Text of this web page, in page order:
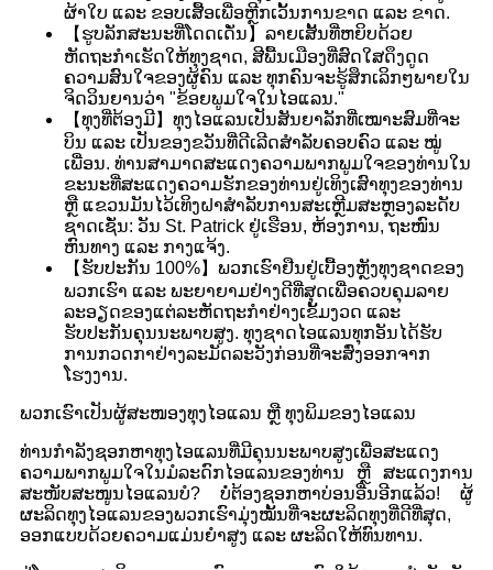
ຜ້າໃບ ແລະ ຂອບເສື້ອເພື່ອຫຼີກເວັ້ນການຂາດ ແລະ ຂາດ.
【ຮູບລັກສະນະທີ່ໂດດເດັ່ນ】ລາຍເສັ້ນທີ່ຫຍິບດ້ວຍ
ຫັດຖະກຳເຮັດໃຫ້ທຸງຊາດ, ສີພື້ນເມືອງທີ່ສົດໃສດຶງດູດ
ຄວາມສົນໃຈຂອງຜູ້ຄົນ ແລະ ທຸກຄົນຈະຮູ້ສຶກເລິກໆພາຍໃນ
ຈິດວິນຍານວ່າ "ຂ້ອຍພູມໃຈໃນໄອແລນ."
【ທຸງທີ່ຕ້ອງມີ】ທຸງໄອແລນເປັນສັນຍາລັກທີ່ເໝາະສົມທີ່ຈະ
ບິນ ແລະ ເປັນຂອງຂວັນທີ່ດີເລີດສຳລັບຄອບຄົວ ແລະ ໝູ່
ເພື່ອນ. ທ່ານສາມາດສະແດງຄວາມພາກພູມໃຈຂອງທ່ານໃນ
ຂະນະທີ່ສະແດງຄວາມຮັກຂອງທ່ານຢູ່ເທິງເສົາທຸງຂອງທ່ານ
ຫຼື ແຂວນມັນໄວ້ເທິງຝາສຳລັບການສະເຫຼີມສະຫຼອງລະດັບ
ຊາດເຊັ່ນ: ວັນ St. Patrick ຢູ່ເຮືອນ, ຫ້ອງການ, ຖະໜົນ
ຫົນທາງ ແລະ ກາງແຈ້ງ.
【ຮັບປະກັນ 100%】ພວກເຮົາຢືນຢູ່ເບື້ອງຫຼັງທຸງຊາດຂອງ
ພວກເຮົາ ແລະ ພະຍາຍາມຢ່າງດີທີ່ສຸດເພື່ອຄວບຄຸມລາຍ
ລະອຽດຂອງແຕ່ລະຫັດຖະກຳຢ່າງເຂັ້ມງວດ ແລະ
ຮັບປະກັນຄຸນນະພາບສູງ. ທຸງຊາດໄອແລນທຸກອັນໄດ້ຮັບ
ການກວດກາຢ່າງລະມັດລະວັງກ່ອນທີ່ຈະສົ່ງອອກຈາກ
ໂຮງງານ.
ພວກເຮົາເປັນຜູ້ສະໜອງທຸງໄອແລນ ຫຼື ທຸງພິມຂອງໄອແລນ
ທ່ານກຳລັງຊອກຫາທຸງໄອແລນທີ່ມີຄຸນນະພາບສູງເພື່ອສະແດງ
ຄວາມພາກພູມໃຈໃນມໍລະດົກໄອແລນຂອງທ່ານ ຫຼື ສະແດງການ
ສະໜັບສະໜູນໄອແລນບໍ? ບໍ່ຕ້ອງຊອກຫາບ່ອນອື່ນອີກແລ້ວ! ຜູ້
ຜະລິດທຸງໄອແລນຂອງພວກເຮົາມຸ່ງໝັ້ນທີ່ຈະຜະລິດທຸງທີ່ດີທີ່ສຸດ,
ອອກແບບດ້ວຍຄວາມແມ່ນຍຳສູງ ແລະ ຜະລິດໃຫ້ທົນທານ.